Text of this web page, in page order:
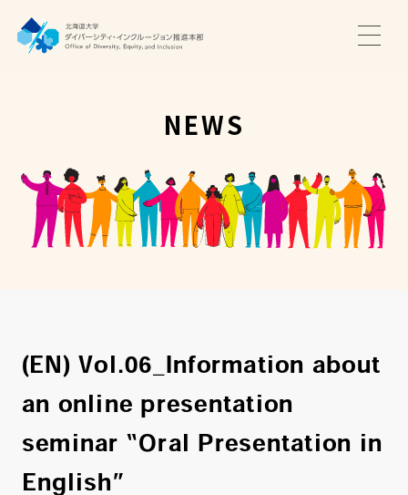
推進本部について
アクセス・お問い合わせ
NEWS
(EN) Vol.06_Information about
an online presentation
seminar “Oral Presentation in
English”